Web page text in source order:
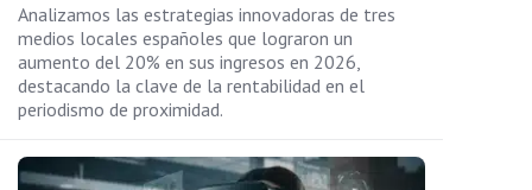
Analizamos las estrategias innovadoras de tres
medios locales españoles que lograron un
aumento del 20% en sus ingresos en 2026,
destacando la clave de la rentabilidad en el
periodismo de proximidad.